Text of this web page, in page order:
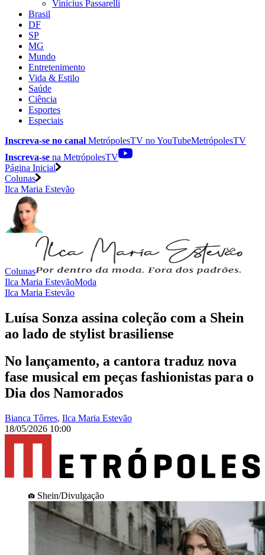
Vinícius Passarelli
Brasil
DF
SP
MG
Mundo
Entretenimento
Vida & Estilo
Saúde
Ciência
Esportes
Especiais
Inscreva-se no canal MetrópolesTV noYouTubeMetrópolesTV
Inscreva-se na MetrópolesTV
Página Inicial
Colunas
Ilca Maria Estevão
Colunas
Ilca Maria EstevãoModa
Ilca Maria Estevão
Luísa Sonza assina coleção com a Shein
ao lado de stylist brasiliense
No lançamento, a cantora traduz nova
fase musical em peças fashionistas para o
Dia dos Namorados
Bianca Tôrres, Ilca Maria Estevão
18/05/2026 10:00
Shein/Divulgação